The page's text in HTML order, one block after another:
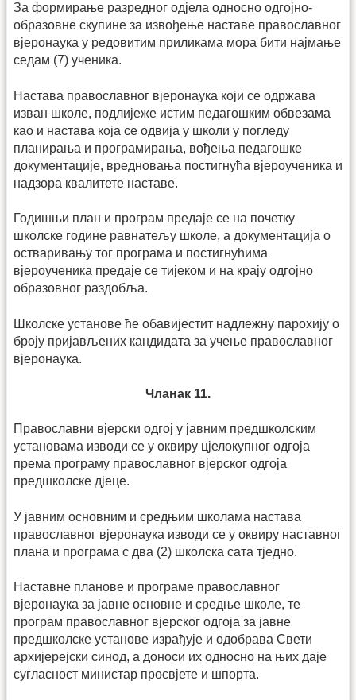
За формирање разредног одјела односно одгојно-
образовне скупине за извођење наставе православног
вјеронаука у редовитим приликама мора бити најмање
седам (7) ученика.
Настава православног вјеронаука који се одржава
изван школе, подлијеже истим педагошким обвезама
као и настава која се одвија у школи у погледу
планирања и програмирања, вођења педагошке
документације, вредновања постигнућа вјероученика и
надзора квалитете наставе.
Годишњи план и програм предаје се на почетку
школске године равнатељу школе, а документација о
остваривању тог програма и постигнућима
вјероученика предаје се тијеком и на крају одгојно
образовног раздобља.
Школске установе ће обавијестит надлежну парохију о
броју пријављених кандидата за учење православног
вјеронаука.
Чланак 11.
Православни вјерски одгој у јавним предшколским
установама изводи се у оквиру цјелокупног одгоја
према програму православног вјерског одгоја
предшколске дјеце.
У јавним основним и средњим школама настава
православног вјеронаука изводи се у оквиру наставног
плана и програма с два (2) школска сата тједно.
Наставне планове и програме православног
вјеронаука за јавне основне и средње школе, те
програм православног вјерског одгоја за јавне
предшколске установе израђује и одобрава Свети
архијерејски синод, а доноси их односно на њих даје
сугласност министар просвјете и шпорта.